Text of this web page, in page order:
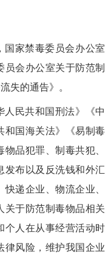
国家禁毒委员会办公室
员会办公室关于防范制
失的通告》。
人民共和国刑法》《中
和国海关法》《易制毒
品犯罪、制毒共犯、
发布以及反洗钱和外汇
递企业、物流企业、
关于防范制毒物品相关
个人在从事经营活动时
律风险，维护我国企业